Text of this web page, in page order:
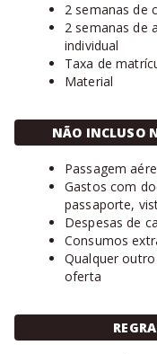
2 semanas de
2 semanas de
individual
Taxa de
Material
NÃO INCLUSO
Passagem
Gastos com
passaporte,
Despesas de
Consumos
Qualquer
oferta